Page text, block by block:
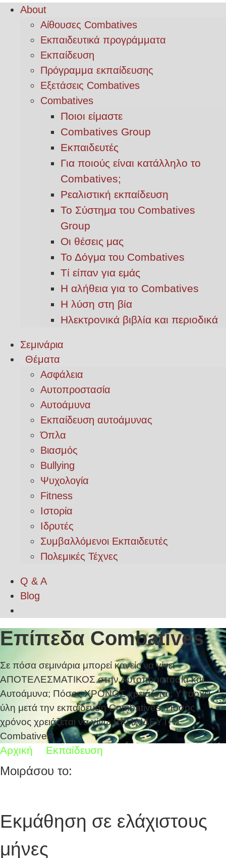
About
Αίθουσες Combatives
Εκπαιδευτικά προγράμματα
Εκπαίδευση
Πρόγραμμα εκπαίδευσης
Εξετάσεις Combatives
Combatives
Ποιοι είμαστε
Combatives Group
Εκπαιδευτές
Για ποιούς είναι κατάλληλο το
Combatives;
Ρεαλιστική εκπαίδευση
Το Σύστημα του Combatives
Group
Οι θέσεις μας
Το Δόγμα του Combatives
Τί είπαν για εμάς
Η αλήθεια για το Combatives
Η λύση στη βία
Ηλεκτρονικά βιβλία και περιοδικά
Σεμινάρια
Θέματα
Ασφάλεια
Αυτοπροστασία
Αυτοάμυνα
Εκπαίδευση αυτοάμυνας
Όπλα
Βιασμός
Bullying
Ψυχολογία
Fitness
Ιστορία
Ιδρυτές
Συμβαλλόμενοι Εκπαιδευτές
Πολεμικές Τέχνες
Q & A
Blog
Επίπεδα Combatives
Σε πόσα σεμινάρια μπορεί κανείς να γίνει
ΑΠΟΤΕΛΕΣΜΑΤΙΚΟΣ στην Αυτοπροστασία και
Αυτοάμυνα; Πόσος ΧΡΟΝΟΣ χρειάζεται; Υπάρχει
ύλη μετά την εκπαίδευση Combatives; Πόσος
χρόνος χρειάζεται να γίνω ΕΚΠΑΙΔΕΥΤΗΣ
Combatives;
Αρχική Εκπαίδευση
Μοιράσου το:
Εκμάθηση σε ελάχιστους
μήνες